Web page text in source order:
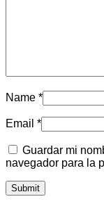
Name *
Email *
Guardar mi
navegador para la